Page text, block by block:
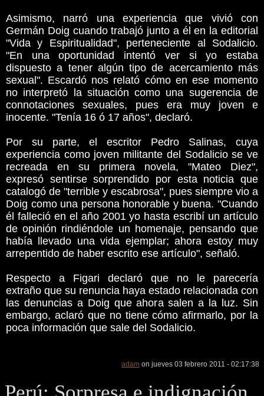
Asimismo, narró una experiencia que vivió con
Germán Doig cuando trabajó junto a él en la editorial
"Vida y Espiritualidad", perteneciente al Sodalicio.
"En una oportunidad intentó ver si yo estaba
dispuesto a tener algún tipo de acercamiento más
sexual". Escardó nos relató cómo en ese momento
no interpretó la situación como una sugerencia de
connotaciones sexuales, pues era muy joven e
inocente. "Tenía 16 ó 17 años", declaró.
Por su parte, el escritor Pedro Salinas, cuya
experiencia como joven militante del Sodalicio se ve
recreada en su primera novela, "Mateo Diez",
expresó sentirse sorprendido por esta noticia que
catalogó de "terrible y escabrosa", pues siempre vio a
Doig como una persona honorable y buena. "Cuando
él falleció en el año 2001 yo hasta escribí un artículo
de opinión rindiéndole un homenaje, pensando que
había llevado una vida ejemplar; ahora estoy muy
arrepentido de haber escrito ese artículo", señaló.
Respecto a Figari declaró que no le parecería
extraño que su renuncia haya estado relacionada con
las denuncias a Doig que ahora salen a la luz. Sin
embargo, aclaró que no tiene cómo afirmarlo, por la
poca información que sale del Sodalicio.
adam on jueves 03 febrero 2011 - 02:17:38